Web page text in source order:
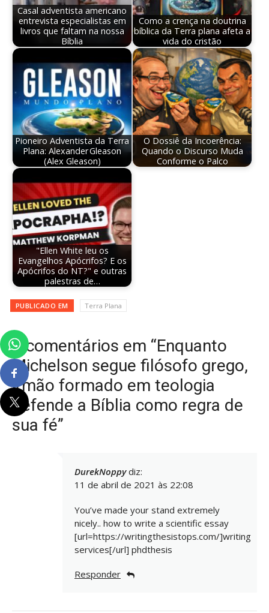
Casal adventista americano
entrevista especialistas em
livros que faltam na nossa
Bíblia
Como a crença na doutrina
bíblica da Terra plana afeta a
vida do cristão
Pioneiro Adventista da Terra
Plana: Alexander Gleason
(Alex Gleason)
O Dossiê da Incoerência:
Quando o Discurso Muda
Conforme o Palco
"Ellen White leu os
Evangelhos Apócrifos? E os
Apócrifos do NT?" e outras
palestras de…
PUBLICADO EM Terra Plana
3 comentários em “Enquanto
Michelson segue filósofo grego,
irmão formado em teologia
defende a Bíblia como regra de
sua fé”
DurekNoppy diz:
11 de abril de 2021 às 22:08
You’ve made your stand extremely
nicely.. how to write a scientific essay
[url=https://writingthesistops.com/]writing
services[/url] phdthesis
Responder